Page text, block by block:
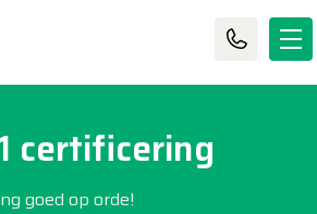
certificering
goed op orde!